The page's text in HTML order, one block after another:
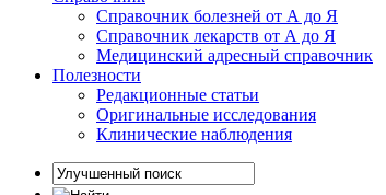
Справочник болезней от А до Я
Справочник лекарств от А до Я
Медицинский адресный справочник
Полезности
Редакционные статьи
Оригинальные исследования
Клинические наблюдения